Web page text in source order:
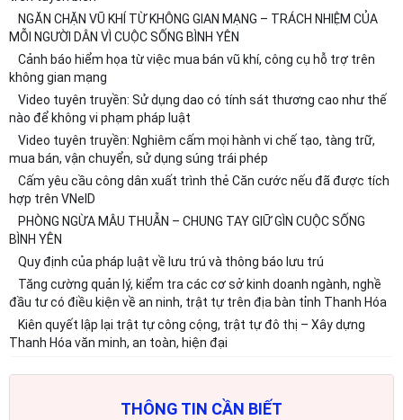
NGĂN CHẶN VŨ KHÍ TỪ KHÔNG GIAN MẠNG – TRÁCH NHIỆM CỦA
MỖI NGƯỜI DÂN VÌ CUỘC SỐNG BÌNH YÊN
Cảnh báo hiểm họa từ việc mua bán vũ khí, công cụ hỗ trợ trên
không gian mạng
Video tuyên truyền: Sử dụng dao có tính sát thương cao như thế
nào để không vi phạm pháp luật
Video tuyên truyền: Nghiêm cấm mọi hành vi chế tạo, tàng trữ,
mua bán, vận chuyển, sử dụng súng trái phép
Cấm yêu cầu công dân xuất trình thẻ Căn cước nếu đã được tích
hợp trên VNeID
PHÒNG NGỪA MÂU THUẪN – CHUNG TAY GIỮ GÌN CUỘC SỐNG
BÌNH YÊN
Quy định của pháp luật về lưu trú và thông báo lưu trú
Tăng cường quản lý, kiểm tra các cơ sở kinh doanh ngành, nghề
đầu tư có điều kiện về an ninh, trật tự trên địa bàn tỉnh Thanh Hóa
Kiên quyết lập lại trật tự công cộng, trật tự đô thị – Xây dựng
Thanh Hóa văn minh, an toàn, hiện đại
THÔNG TIN CẦN BIẾT